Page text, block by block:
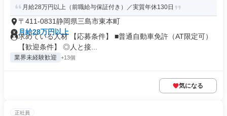
月給28万円以上（前職給与保証付き）／実質年休130日
〒411-0831静岡県三島市東本町
月給28万円以上
求めている人材 【応募条件】 ■普通自動車免許（AT限定可）
【歓迎条件】 ◎人と接...
業界未経験歓迎 +13個
気になる
正社員